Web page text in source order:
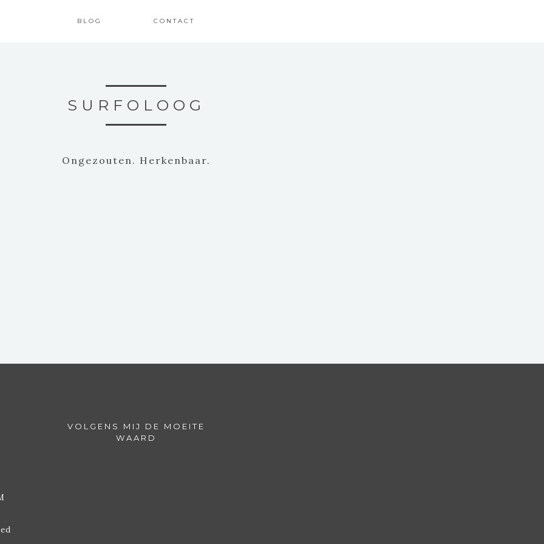
BLOG CONTACT
SURFOLOOG
Ongezouten. Herkenbaar.
VOLGENS MIJ DE MOEITE
WAARD